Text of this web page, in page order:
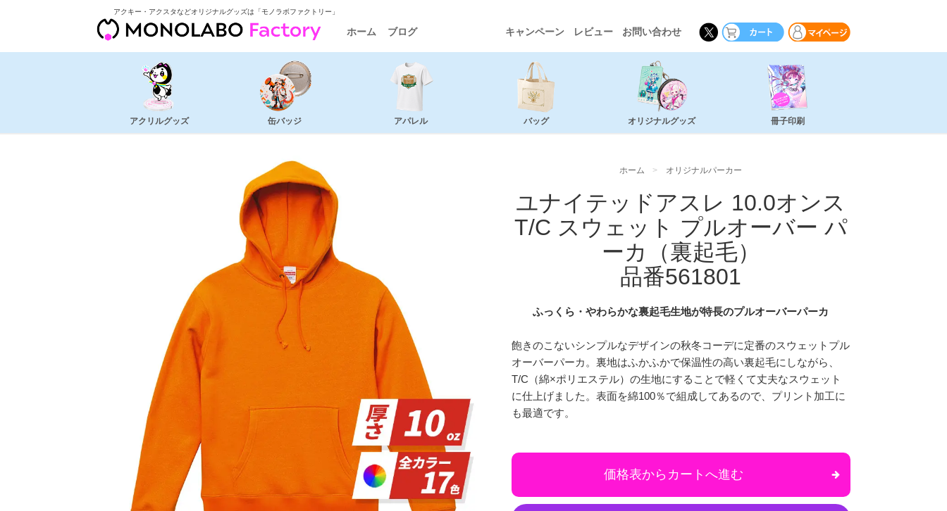
アクキー・アクスタなどオリジナルグッズは「モノラボファクトリー」
ホーム ブログ キャンペーン レビュー お問い合わせ
アクリルグッズ 缶バッジ アパレル バッグ オリジナルグッズ 冊子印刷
ホーム オリジナルパーカー
ユナイテッドアスレ 10.0オンス
T/C スウェット プルオーバー パ
ーカ（裏起毛）
品番561801
ふっくら・やわらかな裏起毛生地が特長のプルオーバーパーカ
飽きのこないシンプルなデザインの秋冬コーデに定番のスウェットプル
オーバーパーカ。裏地はふかふかで保温性の高い裏起毛にしながら、
T/C（綿×ポリエステル）の生地にすることで軽くて丈夫なスウェット
に仕上げました。表面を綿100％で組成してあるので、プリント加工に
も最適です。
価格表からカートへ進む